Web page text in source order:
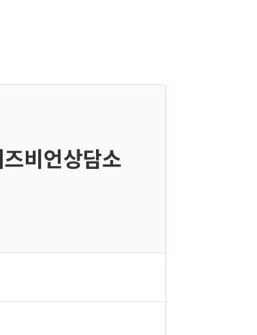
비언상담소